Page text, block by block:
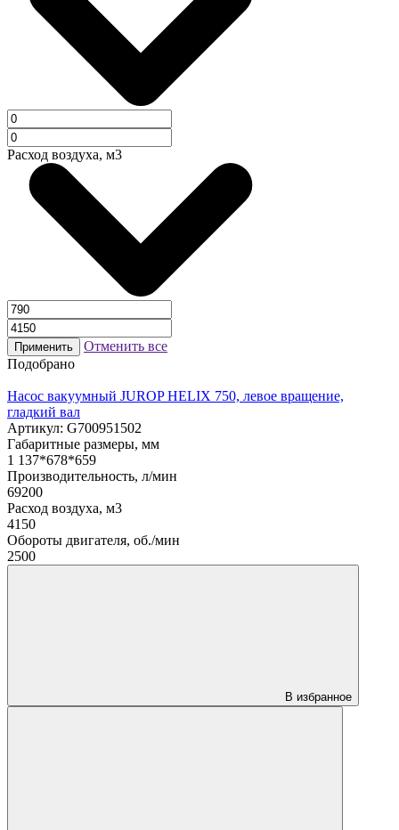
Расход воздуха, м3
Применить
Отменить все
Подобрано
Насос вакуумный JUROP HELIX 750, левое вращение,
гладкий вал
Артикул: G700951502
Габаритные размеры, мм
1 137*678*659
Производительность, л/мин
69200
Расход воздуха, м3
4150
Обороты двигателя, об./мин
2500
В избранное